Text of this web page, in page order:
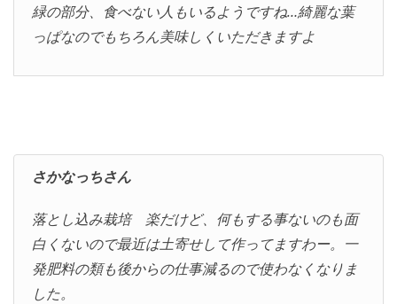
緑の部分、食べない人もいるようですね…綺麗な葉
っぱなのでもちろん美味しくいただきますよ
さかなっちさん
落とし込み栽培 楽だけど、何もする事ないのも面
白くないので最近は土寄せして作ってますわー。一
発肥料の類も後からの仕事減るので使わなくなりま
した。